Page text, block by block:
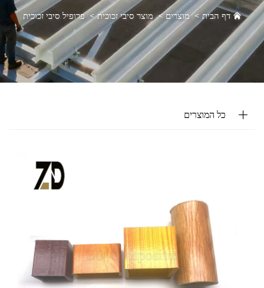
דף הבית>מוצרים>מוצר סיבי זכוכית>פרופיל סיבי זכוכית
כל המוצרים